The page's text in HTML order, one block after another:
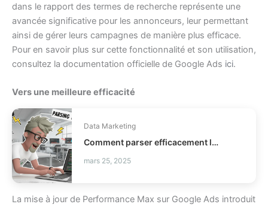
dans le rapport des termes de recherche représente une
avancée significative pour les annonceurs, leur permettant
ainsi de gérer leurs campagnes de manière plus efficace.
Pour en savoir plus sur cette fonctionnalité et son utilisation,
consultez la documentation officielle de Google Ads ici.
Vers une meilleure efficacité
Data Marketing
Comment parser efficacement les dates et heures en Python ?
mars 25, 2025
La mise à jour de Performance Max sur Google Ads introduit